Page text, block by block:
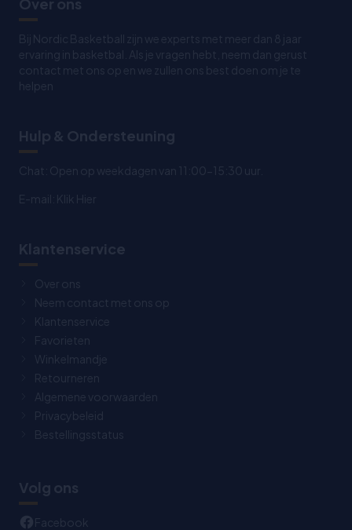
Bij Nordic Basketball zijn we experts met meer dan 8 jaar
ervaring in basketbal. Als je vragen hebt, neem dan gerust
contact met ons op en we zullen ons best doen om je te
helpen
Hulp & Ondersteuning
Chat: Open op weekdagen van 11:00-15:30 uur.
E-mail: Klik Hier
Klantenservice
Over ons
Neem contact met ons op
Klantenservice
Favorieten
Winkelmandje
Retourneren
Algemene voorwaarden
Privacybeleid
Bestellingsstatus
Volg ons
Facebook